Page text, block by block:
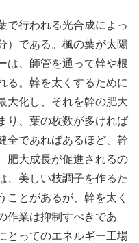
で行われる光合成によっ
）である。楓の葉が太陽
は、師管を通って幹や根
る。幹を太くするために
大化し、それを幹の肥大
り、葉の枚数が多ければ
全であればあるほど、幹
肥大成長が促進されるの
、美しい枝調子を作るた
ことがあるが、幹を太く
作業は抑制すべきであ
とってのエネルギー工場